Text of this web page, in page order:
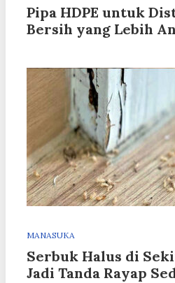
Pipa HDPE untuk
Bersih yang Lebih
MANASUKA
Serbuk Halus di
Jadi Tanda Rayap